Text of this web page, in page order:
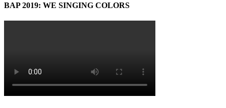
BAP 2019: WE SINGING COLORS